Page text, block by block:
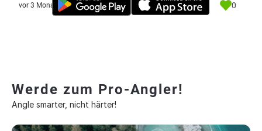
vor 3 Monate 0
Werde zum Pro-Angler!
Angle smarter, nicht härter!